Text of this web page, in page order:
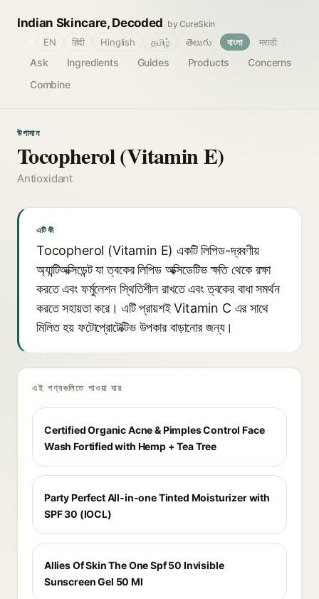
Indian Skincare, Decoded by CureSkin
Ask Ingredients Guides Products
Concerns
Combine
EN हिंदी Hinglish தமிழ் తెలుగు বাংলা मराठी
উপাদান
Tocopherol (Vitamin E)
Antioxidant
এটি কী
Tocopherol (Vitamin E) একটি লিপিড-দ্রবণীয়
অ্যান্টিঅক্সিডেন্ট যা ত্বকের লিপিড অক্সিডেটিভ ক্ষতি থেকে রক্ষা
করতে এবং ফর্মুলেশন স্থিতিশীল রাখতে এবং ত্বকের বাধা সমর্থন
করতে সহায়তা করে। এটি প্রায়শই Vitamin C এর সাথে
মিলিত হয় ফটোপ্রোটেক্টিভ উপকার বাড়ানোর জন্য।
এই পণ্যগুলিতে পাওয়া যায়
Certified Organic Acne & Pimples Control Face
Wash Fortified with Hemp + Tea Tree
Party Perfect All-in-one Tinted Moisturizer with
SPF 30 (IOCL)
Allies Of Skin The One Spf 50 Invisible
Sunscreen Gel 50 Ml